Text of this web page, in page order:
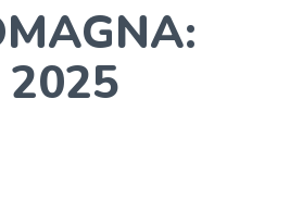
2025